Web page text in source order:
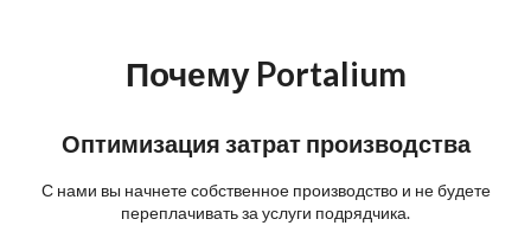
Почему Portalium
Оптимизация затрат производства
С нами вы начнете собственное производство и не будете
переплачивать за услуги подрядчика.